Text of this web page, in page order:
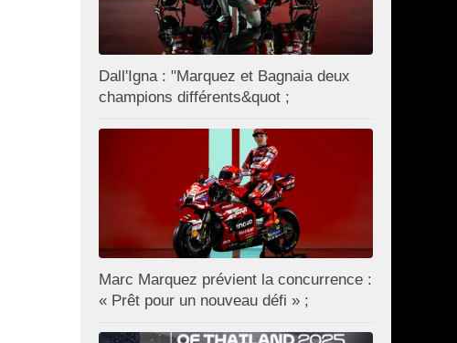
Dall'Igna : "Marquez et Bagnaia deux
champions différents&quot ;
Marc Marquez prévient la concurrence :
« Prêt pour un nouveau défi » ;